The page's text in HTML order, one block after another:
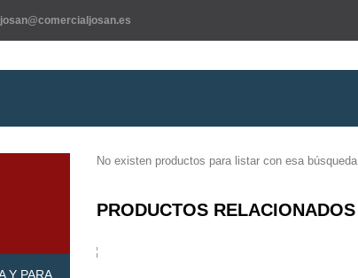
josan@comercialjosan.es
No existen productos para listar con esa búsqueda
PRODUCTOS RELACIONADOS